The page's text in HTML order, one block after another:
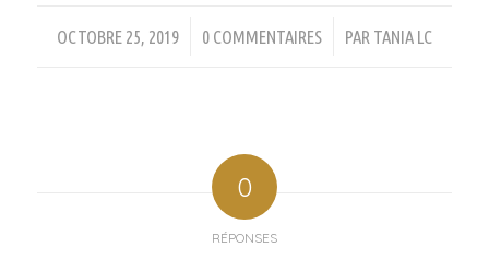
OCTOBRE 25, 2019
/ 0 COMMENTAIRES
/ PAR TANIA LC
0
RÉPONSES